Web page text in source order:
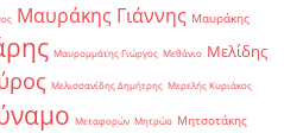
Μαυράκης Γιάννης Μαυράκης
Μαυρομμάτης Γιώργος Μεθάνιο Μελίδης
Μελισσανίδης Δημήτρης Μερελής Κυριάκος
Μεταφορών Μητρώο Μητσοτάκης